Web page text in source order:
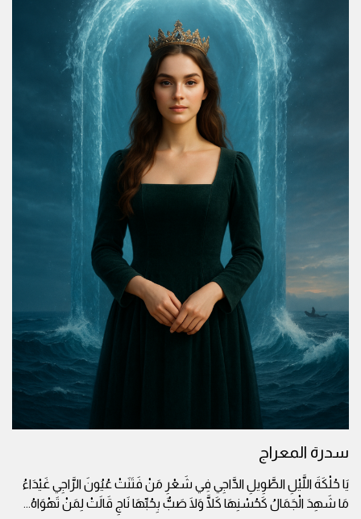
سدرة المعراج
يَا حُلْكَةَ اللَّيْلِ الطَّوِيلِ الدَّاجِي فِي شَعْرِ مَنْ فَتَنَتْ عُيُونَ الرَّاجِي غَيْدَاءُ
مَا شَهِدَ الْجَمَالُ كَحُسْنِهَا كَلَّا وَلَا صَبٌّ بِحُبِّهَا نَاجِ قَالَتْ لِمَنْ تَهْوَاهُ...